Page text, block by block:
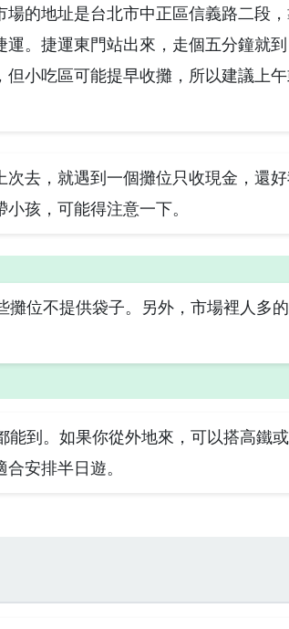
的地址是台北市中正區信義路二段
。捷運東門站出來，走個五分鐘就
小吃區可能提早收攤，所以建議上
去，就遇到一個攤位只收現金，還
孩，可能得注意一下。
位不提供袋子。另外，市場裡人多的
到。如果你從外地來，可以搭高鐵
安排半日遊。